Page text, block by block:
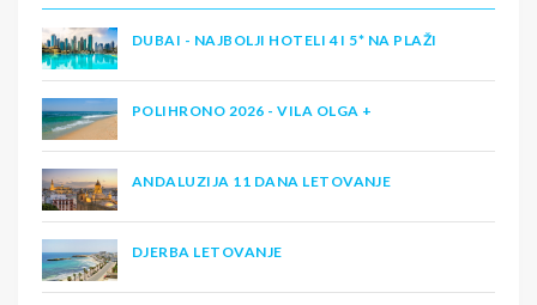
DUBAI - NAJBOLJI HOTELI 4 I 5* NA PLAŽI
POLIHRONO 2026 - VILA OLGA +
ANDALUZIJA 11 DANA LETOVANJE
DJERBA LETOVANJE